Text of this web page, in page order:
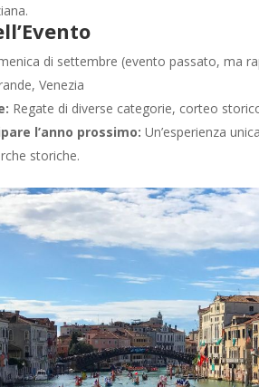
di settembre (evento passato, ma
Venezia
Regate di diverse categorie, corteo
l’anno prossimo: Un’esperienza
storiche.